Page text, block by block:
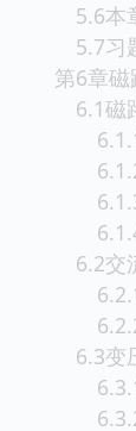
5.6本
5.7习
第6章
6.1磁
6.1.1
6.1.2
6.1.3
6.1.4
6.2交
6.2.1
6.2.2
6.3变
6.3.1
6.3.2